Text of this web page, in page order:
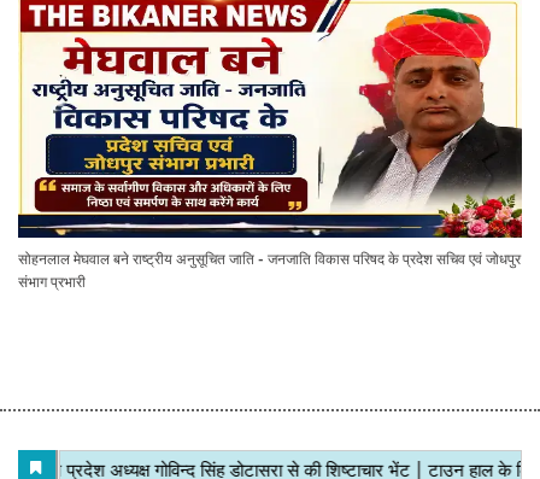
सोहनलाल मेघवाल बने राष्ट्रीय अनुसूचित जाति - जनजाति विकास परिषद के प्रदेश सचिव एवं जोधपुर
संभाग प्रभारी